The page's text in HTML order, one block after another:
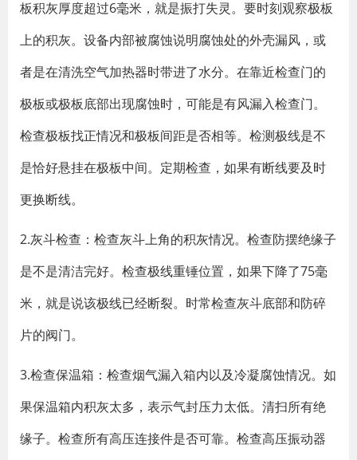
板积灰厚度超过6毫米，就是振打失灵。要时刻观察极板
上的积灰。设备内部被腐蚀说明腐蚀处的外壳漏风，或
者是在清洗空气加热器时带进了水分。在靠近检查门的
极板或极板底部出现腐蚀时，可能是有风漏入检查门。
检查极板找正情况和极板间距是否相等。检测极线是不
是恰好悬挂在极板中间。定期检查，如果有断线要及时
更换断线。
2.灰斗检查：检查灰斗上角的积灰情况。检查防摆绝缘子
是不是清洁完好。检查极线重锤位置，如果下降了75毫
米，就是说该极线已经断裂。时常检查灰斗底部和防碎
片的阀门。
3.检查保温箱：检查烟气漏入箱内以及冷凝腐蚀情况。如
果保温箱内积灰太多，表示气封压力太低。清扫所有绝
缘子。检查所有高压连接件是否可靠。检查高压振动器